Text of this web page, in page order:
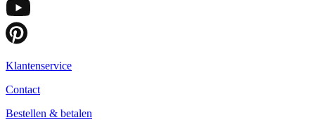
Klantenservice
Contact
Bestellen & betalen